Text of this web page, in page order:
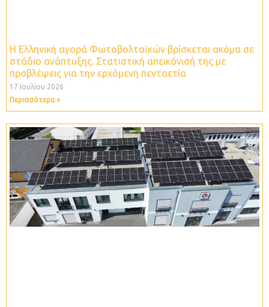
Η Ελληνική αγορά Φωτοβολταϊκών βρίσκεται ακόμα σε
στάδιο ανάπτυξης. Στατιστική απεικόνισή της με
προβλέψεις για την ερχόμενη πενταετία
17 Ιουλίου 2026
Περισσότερα »